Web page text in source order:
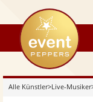
eventpeppers
Alle Künstler>Live-Musiker